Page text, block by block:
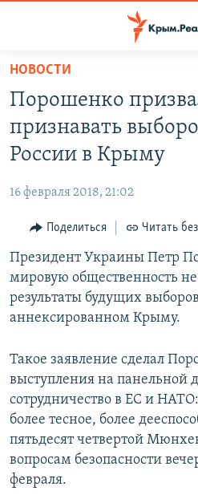
Вернуться
основному
содержанию
Вернутся
главной
навигации
Вернутся
поиску
СПЕЦПРОЕКТЫ
11 ЛЕТ ОККУПАЦИИ КРЫМА. 11
ВОДА
ЕЩЕ
ИНТЕРАКТИВ
ИНФОГРАФИКА
ТЕЛЕПРОЕКТ КРЫМ.РЕАЛИИ
СОВЕТЫ ПРАВОЗАЩИТНИКОВ
ПОБЕДИТЕЛЕЙ НЕ СУДЯТ?
КРЫМ.НЕПОКОРЕННЫЙ
УКРАИНСКАЯ ПРОБЛЕМА КРЫМА
РАДІО СВОБОДА
КАК ОБОЙТИ БЛОКИРОВКУ
Українською
Qırımtatar
Все сайты RFE/RL
НОВОСТИ
Порошенко
признавать
России в Крыму
16 февраля 2018, 21:02
Поделиться Читать
Президент Украины Петр
мировую общественность
результаты будущих
аннексированном Крыму.
Такое заявление сделал
выступления на панельной
сотрудничество в ЕС и
более тесное, более
пятьдесят четвертой
вопросам безопасности
февраля.